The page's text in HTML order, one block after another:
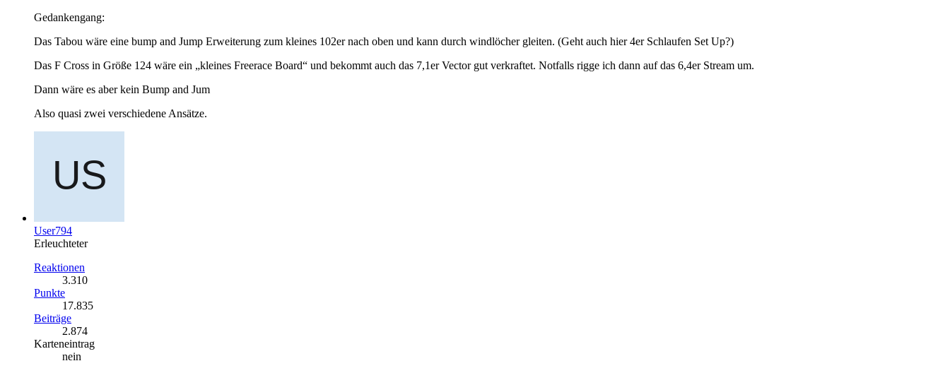
Gedankengang:
Das Tabou wäre eine bump and Jump Erweiterung zum kleines 102er nach oben und kann durch windlöcher gleiten. (Geht auch hier 4er Schlaufen Set Up?)
Das F Cross in Größe 124 wäre ein „kleines Freerace Board“ und bekommt auch das 7,1er Vector gut verkraftet. Notfalls rigge ich dann auf das 6,4er Stream um.
Dann wäre es aber kein Bump and Jum
Also quasi zwei verschiedene Ansätze.
User794
Erleuchteter
Reaktionen
3.310
Punkte
17.835
Beiträge
2.874
Karteneintrag
nein